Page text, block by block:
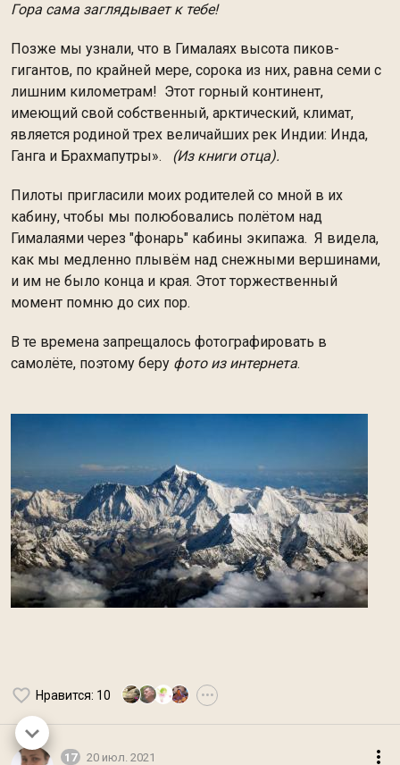
Гора сама заглядывает к тебе!
Позже мы узнали, что в Гималаях высота пиков-
гигантов, по крайней мере, сорока из них, равна семи с
лишним километрам! Этот горный континент,
имеющий свой собственный, арктический, климат,
является родиной трех величайших рек Индии: Инда,
Ганга и Брахмапутры». (Из книги отца).
Пилоты пригласили моих родителей со мной в их
кабину, чтобы мы полюбовались полётом над
Гималаями через "фонарь" кабины экипажа. Я видела,
как мы медленно плывём над снежными вершинами,
и им не было конца и края. Этот торжественный
момент помню до сих пор.
В те времена запрещалось фотографировать в
самолёте, поэтому беру фото из интернета.
Нравится: 10 •••
17 20 июл. 2021